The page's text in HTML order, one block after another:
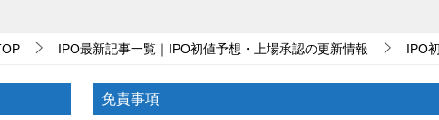
IPO最新記事一覧｜IPO初値予想・上場承認の更新情報 IPO
免責事項